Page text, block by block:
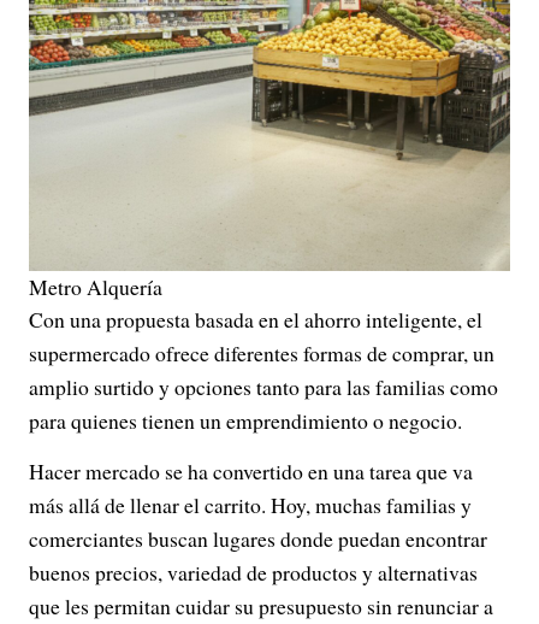
Metro Alquería
Con una propuesta basada en el ahorro inteligente, el
supermercado ofrece diferentes formas de comprar, un
amplio surtido y opciones tanto para las familias como
para quienes tienen un emprendimiento o negocio.
Hacer mercado se ha convertido en una tarea que va
más allá de llenar el carrito. Hoy, muchas familias y
comerciantes buscan lugares donde puedan encontrar
buenos precios, variedad de productos y alternativas
que les permitan cuidar su presupuesto sin renunciar a